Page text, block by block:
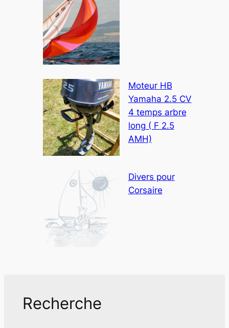
Moteur HB
Yamaha 2.5 CV
4 temps arbre
long ( F 2.5
AMH)
Divers pour
Corsaire
Recherche